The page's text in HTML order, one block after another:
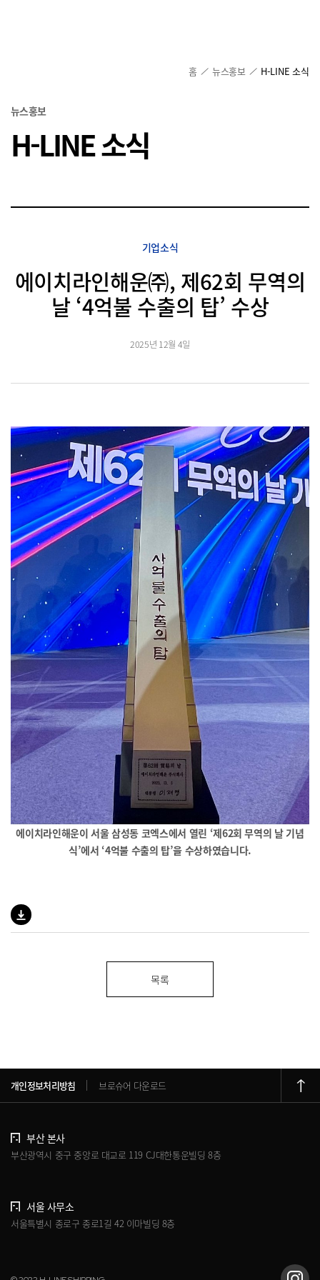
홈 뉴스홍보 H-LINE 소식
뉴스홍보
H-LINE 소식
기업소식
에이치라인해운㈜, 제62회 무역의
날 ‘4억불 수출의 탑’ 수상
2025년 12월 4일
에이치라인해운이 서울 삼성동 코엑스에서 열린 ‘제62회 무역의 날 기념
식’에서 ‘4억불 수출의 탑’을 수상하였습니다.
목록
개인정보처리방침 브로슈어 다운로드
부산 본사
부산광역시 중구 중앙로 대교로 119 CJ대한통운빌딩 8층
서울 사무소
서울특별시 종로구 종로1길 42 이마빌딩 8층